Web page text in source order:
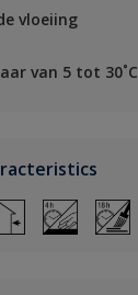
vloeiing
van 5 tot 30˚C